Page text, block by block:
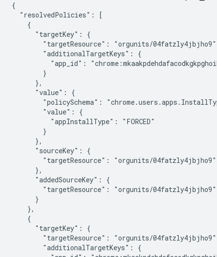
{
  "resolvedPolicies": [
    {
      "targetKey": {
"targetResource": "orgunits/
        "additionalTargetKeys": {
"app_id":
        }
      },
      "value": {
"policySchema":
        "value": {
          "appInstallType": "FORCED"
        }
      },
      "sourceKey": {
        "targetResource": "orgunits/04fatzly4jbjho9"
      },
      "addedSourceKey": {
        "targetResource": "orgunits/04fatzly4jbjho9"
      }
    },
    {
      "targetKey": {
"targetResource": "orgunits/
        "additionalTargetKeys": {